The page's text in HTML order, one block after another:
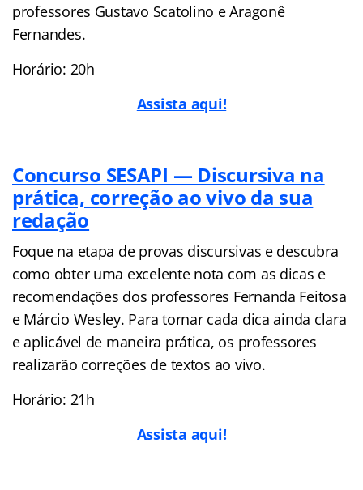
professores Gustavo Scatolino e Aragonê
Fernandes.
Horário: 20h
Assista aqui!
Concurso SESAPI — Discursiva na
prática, correção ao vivo da sua
redação
Foque na etapa de provas discursivas e descubra
como obter uma excelente nota com as dicas e
recomendações dos professores Fernanda Feitosa
e Márcio Wesley. Para tornar cada dica ainda clara
e aplicável de maneira prática, os professores
realizarão correções de textos ao vivo.
Horário: 21h
Assista aqui!